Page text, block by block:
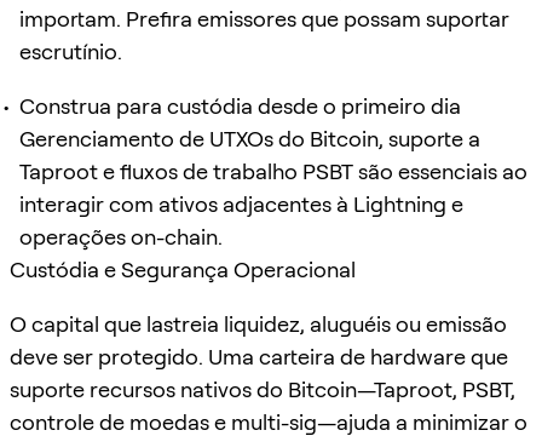
importam. Prefira emissores que possam suportar
escrutínio.
Construa para custódia desde o primeiro dia
Gerenciamento de UTXOs do Bitcoin, suporte a
Taproot e fluxos de trabalho PSBT são essenciais ao
interagir com ativos adjacentes à Lightning e
operações on-chain.
Custódia e Segurança Operacional
O capital que lastreia liquidez, aluguéis ou emissão
deve ser protegido. Uma carteira de hardware que
suporte recursos nativos do Bitcoin—Taproot, PSBT,
controle de moedas e multi-sig—ajuda a minimizar o